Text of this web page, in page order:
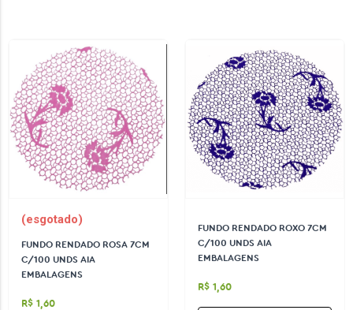
(esgotado)
FUNDO RENDADO ROSA 7CM
C/100 UNDS AIA
EMBALAGENS
R$ 1,60
FUNDO RENDADO ROXO 7CM
C/100 UNDS AIA
EMBALAGENS
R$ 1,60